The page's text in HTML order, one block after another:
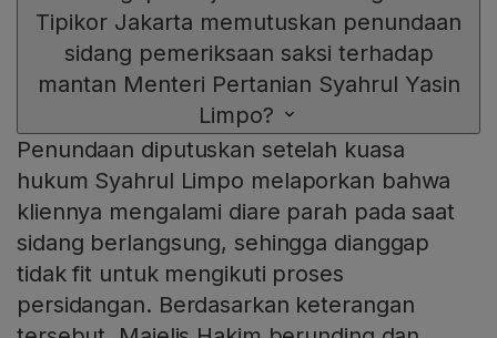
Tipikor Jakarta memutuskan penundaan
sidang pemeriksaan saksi terhadap
mantan Menteri Pertanian Syahrul Yasin
Limpo?
Penundaan diputuskan setelah kuasa
hukum Syahrul Limpo melaporkan bahwa
kliennya mengalami diare parah pada saat
sidang berlangsung, sehingga dianggap
tidak fit untuk mengikuti proses
persidangan. Berdasarkan keterangan